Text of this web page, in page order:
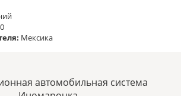
Мексика
автомобильная система